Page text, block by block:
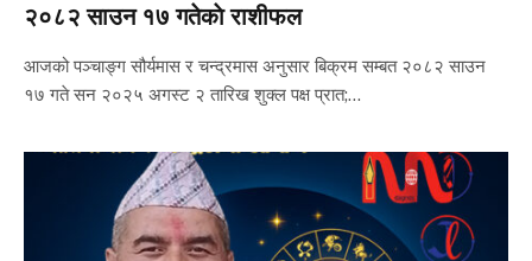
२०८२ साउन १७ गतेकाे राशीफल
आजको पञ्चाङ्ग सौर्यमास र चन्द्रमास अनुसार बिक्रम सम्बत २०८२ साउन
१७ गते सन २०२५ अगस्ट २ तारिख शुक्ल पक्ष प्रात;…